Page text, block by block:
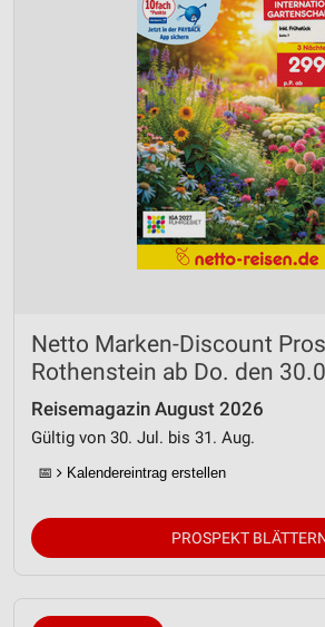
Netto Marken-Discount
Rothenstein ab Do. den
Reisemagazin August 2026
Gültig von 30. Jul. bis 31. Aug.
📅 Kalendereintrag erstellen
PROSPEKT